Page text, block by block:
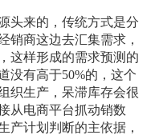
头来的，传统方式是分
销商这边去汇集需求，
这样形成的需求预测的
没有高于50%的，这个
织生产，呆滞库存会很
从电商平台抓动销数
产计划判断的主依据，